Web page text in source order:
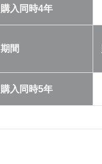
購入同時4年
期間
購入同時5年